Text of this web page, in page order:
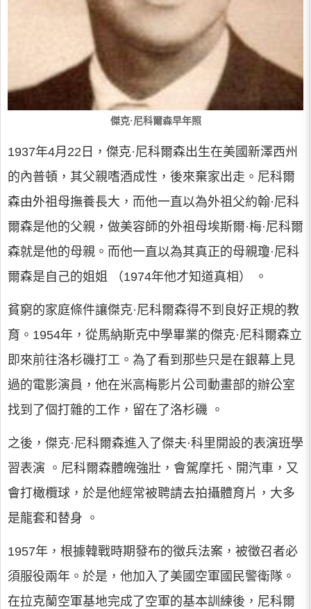
傑克·尼科爾森早年照
1937年4月22日，傑克·尼科爾森出生在美國新澤西州
的內普頓，其父親嗜酒成性，後來棄家出走。尼科爾
森由外祖母撫養長大，而他一直以為外祖父約翰·尼科
爾森是他的父親，做美容師的外祖母埃斯爾·梅·尼科爾
森就是他的母親。而他一直以為其真正的母親瓊·尼科
爾森是自己的姐姐 （1974年他才知道真相） 。
貧窮的家庭條件讓傑克·尼科爾森得不到良好正規的教
育。1954年，從馬納斯克中學畢業的傑克·尼科爾森立
即來前往洛杉磯打工。為了看到那些只是在銀幕上見
過的電影演員，他在米高梅影片公司動畫部的辦公室
找到了個打雜的工作，留在了洛杉磯 。
之後，傑克·尼科爾森進入了傑夫·科里開設的表演班學
習表演 。尼科爾森體魄強壯，會駕摩托、開汽車，又
會打橄欖球，於是他經常被聘請去拍攝體育片，大多
是龍套和替身 。
1957年，根據韓戰時期發布的徵兵法案，被徵召者必
須服役兩年。於是，他加入了美國空軍國民警衛隊。
在拉克蘭空軍基地完成了空軍的基本訓練後，尼科爾